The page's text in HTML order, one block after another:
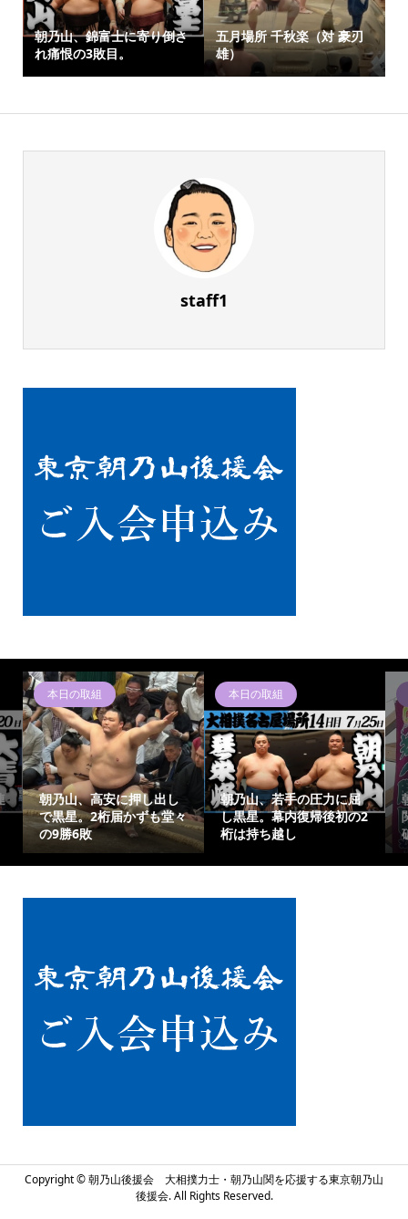
朝乃山、錦富士に寄り倒さ
れ痛恨の3敗目。
五月場所 千秋楽（対 豪刃
雄）
staff1
本日の取組
朝乃山、高安に押し出し
で黒星。2桁届かずも堂々
の9勝6敗
本日の取組
朝乃山、若手の圧力に屈
し黒星。幕内復帰後初の2
桁は持ち越し
Copyright ©朝乃山後援会 大相撲力士・朝乃山関を応援する東京朝乃山
後援会. All Rights Reserved.